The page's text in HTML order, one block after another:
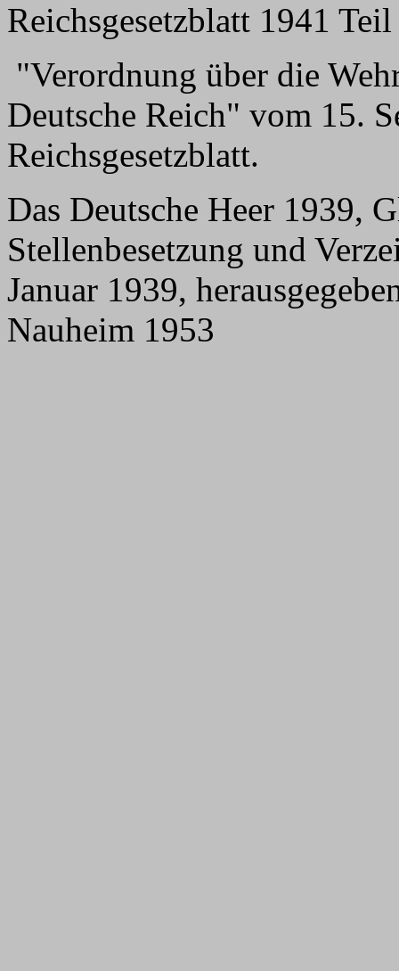
Reichsgesetzblatt 1941
"Verordnung über die
Deutsche Reich" vom 15.
Reichsgesetzblatt.
Das Deutsche Heer 1939,
Stellenbesetzung und
Januar 1939,
Nauheim 1953